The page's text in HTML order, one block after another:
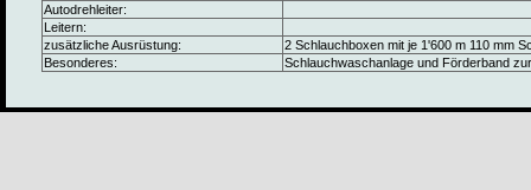
Autodrehleiter:
Leitern:
zusätzliche Ausrüstung:
2 Schlauchboxen mit je 1'600 m 110 mm
Besonderes:
Schlauchwaschanlage und Förderband